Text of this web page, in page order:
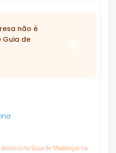
não é
de
no Guia de Mudanças na